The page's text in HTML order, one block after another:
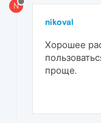
N
nikoval
Хорошее
проще.